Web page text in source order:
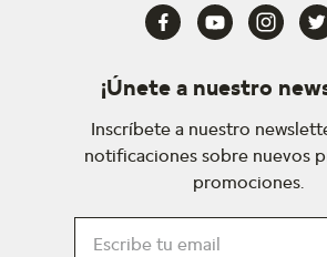
¡Únete a nuestro
Inscríbete a nuestro
notificaciones sobre nuevos
promociones.